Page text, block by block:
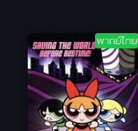
เซล พากย์ไทยพากย์ไทย